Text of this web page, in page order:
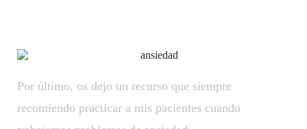
Por último, os dejo un recurso que siempre
recomiendo practicar a mis pacientes cuando